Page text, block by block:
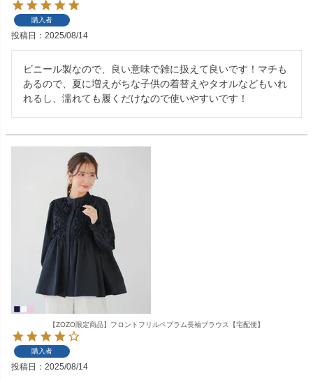
購入者
投稿日 2025/08/14
ビニール製なので、良い意味で雑に扱えて良いです！マチも
あるので、夏に増えがちな子供の着替えやタオルなどもいれ
れるし、濡れても履くだけなので使いやすいです！
【ZOZO限定商品】フロントフリルペプラム長袖ブラウス【宅配便】
購入者
投稿日 2025/08/14